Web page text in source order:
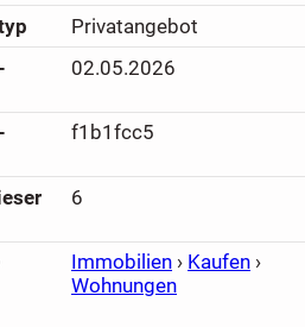
Privatangebot
02.05.2026
f1b1fcc5
6
Immobilien › Kaufen ›
Wohnungen